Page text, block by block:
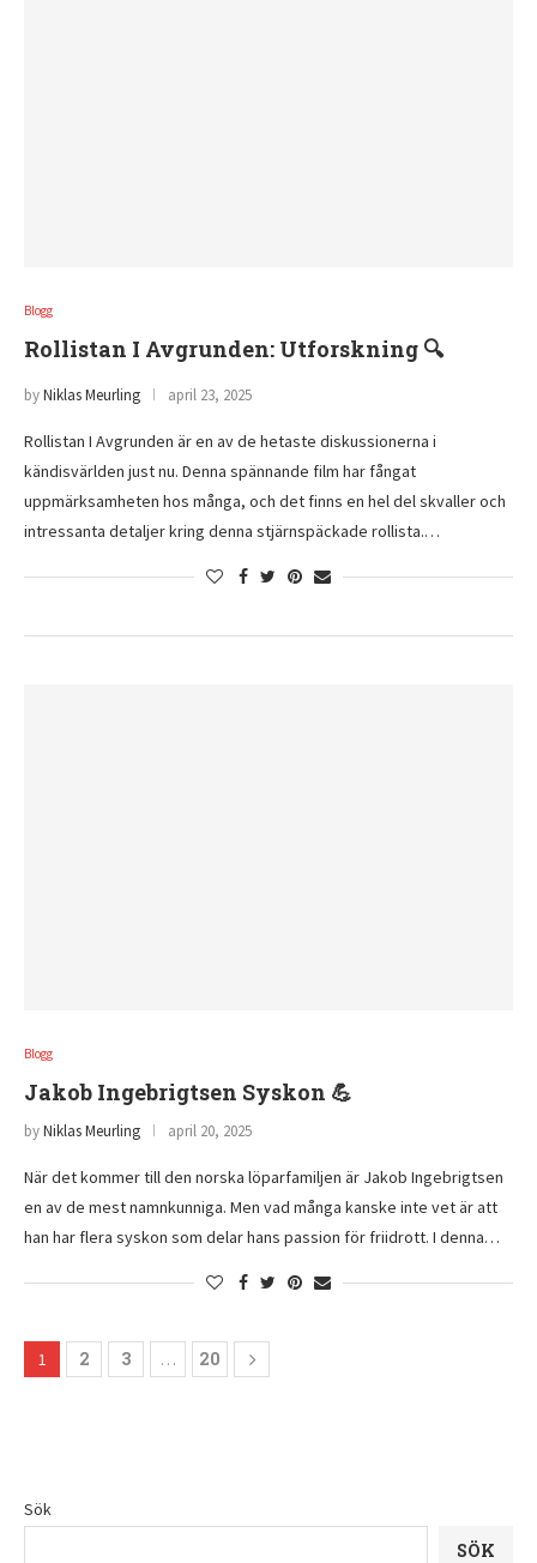
Blogg
Rollistan I Avgrunden: Utforskning 🔍
byNiklas Meurling april 23, 2025
Rollistan I Avgrunden är en av de hetaste diskussionerna i
kändisvärlden just nu. Denna spännande film har fångat
uppmärksamheten hos många, och det finns en hel del skvaller och
intressanta detaljer kring denna stjärnspäckade rollista.…
Blogg
Jakob Ingebrigtsen Syskon 💪
byNiklas Meurling april 20, 2025
När det kommer till den norska löparfamiljen är Jakob Ingebrigtsen
en av de mest namnkunniga. Men vad många kanske inte vet är att
han har flera syskon som delar hans passion för friidrott. I denna…
1 2 3 … 20
Sök
SÖK